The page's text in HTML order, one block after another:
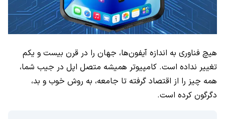
هیچ فناوری به اندازه آیفون‌ها، جهان را در قرن بیست و یکم
تغییر نداده است. کامپیوتر همیشه متصل اپل در جیب شما،
همه چیز را از اقتصاد گرفته تا جامعه، به روش خوب و بد،
دگرگون کرده است.